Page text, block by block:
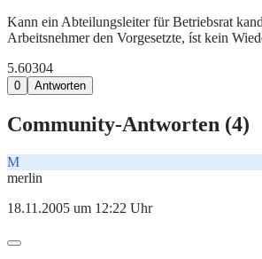
Kann ein Abteilungsleiter für Betriebsrat
Arbeitsnehmer den Vorgesetzte, íst kein
5.60304
0 Antworten
Community-Antworten (4)
M
merlin
18.11.2005 um 12:22 Uhr